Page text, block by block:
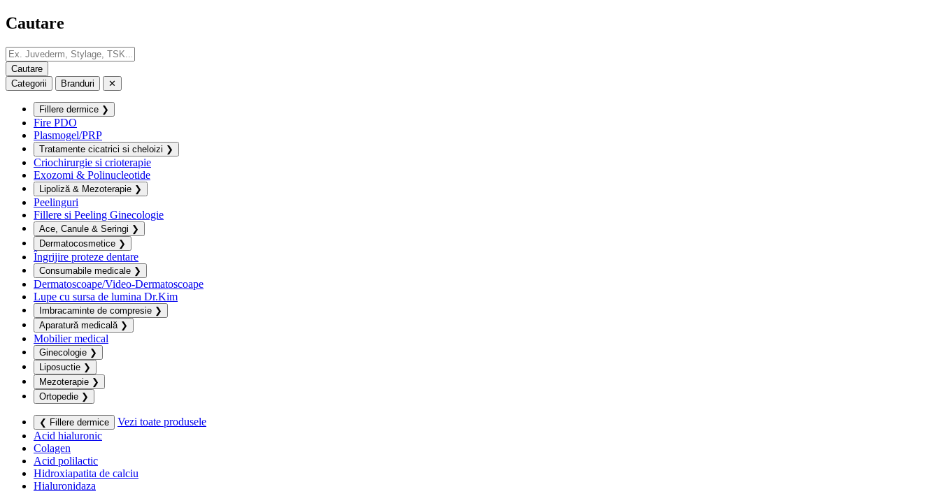
Cautare
Categorii Branduri ✕
Fillere dermice ❯
Fire PDO
Plasmogel/PRP
Tratamente cicatrici si cheloizi ❯
Criochirurgie si crioterapie
Exozomi & Polinucleotide
Lipoliză & Mezoterapie ❯
Peelinguri
Fillere si Peeling Ginecologie
Ace, Canule & Seringi ❯
Dermatocosmetice ❯
Îngrijire proteze dentare
Consumabile medicale ❯
Dermatoscoape/Video-Dermatoscoape
Lupe cu sursa de lumina Dr.Kim
Imbracaminte de compresie ❯
Aparatură medicală ❯
Mobilier medical
Ginecologie ❯
Liposuctie ❯
Mezoterapie ❯
Ortopedie ❯
❮ Fillere dermice
Vezi toate produsele
Acid hialuronic
Colagen
Acid polilactic
Hidroxiapatita de calciu
Hialuronidaza